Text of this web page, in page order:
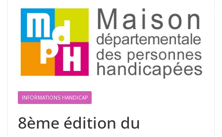
INFORMATIONS HANDICAP
8ème édition du